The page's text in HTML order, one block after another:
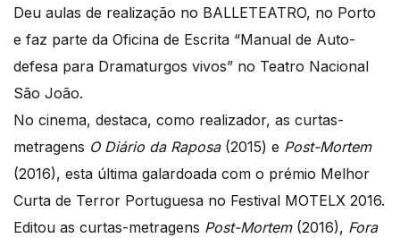
Deu aulas de realização no BALLETEATRO, no Porto
e faz parte da Oficina de Escrita “Manual de Auto-
defesa para Dramaturgos vivos” no Teatro Nacional
São João.
No cinema, destaca, como realizador, as curtas-
metragens O Diário da Raposa(2015) e Post-Mortem
(2016), esta última galardoada com o prémio Melhor
Curta de Terror Portuguesa no Festival MOTELX 2016.
Editou as curtas-metragens Post-Mortem(2016), Fora